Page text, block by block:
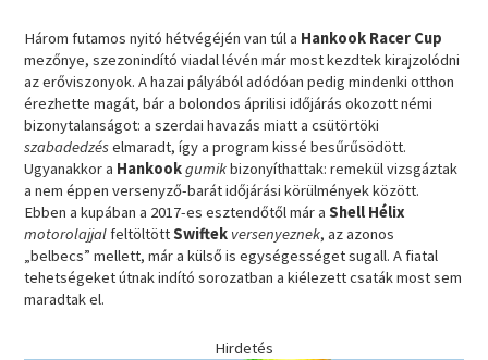
Három futamos nyitó hétvégéjén van túl a Hankook Racer Cup
mezőnye, szezonindító viadal lévén már most kezdtek kirajzolódni
az erőviszonyok. A hazai pályából adódóan pedig mindenki otthon
érezhette magát, bár a bolondos áprilisi időjárás okozott némi
bizonytalanságot: a szerdai havazás miatt a csütörtöki
szabadedzéselmaradt, így a program kissé besűrűsödött.
Ugyanakkor a Hankookgumikbizonyíthattak: remekül vizsgáztak
a nem éppen versenyző-barát időjárási körülmények között.
Ebben a kupában a 2017-es esztendőtől már aShell Hélix
motorolajjalfeltöltöttSwiftek versenyeznek, az azonos
„belbecs” mellett, már a külső is egységességet sugall. A fiatal
tehetségeket útnak indító sorozatban a kiélezett csaták most sem
maradtak el.
Hirdetés